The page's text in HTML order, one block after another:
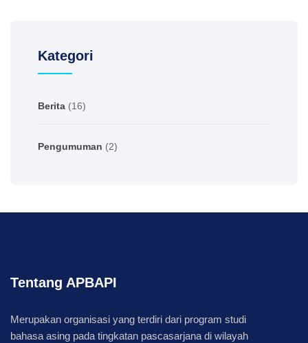
Kategori
Berita (16)
Pengumuman (2)
Tentang APBAPI
Merupakan organisasi yang terdiri dari program studi
bahasa asing pada tingkatan pascasarjana di wilayah